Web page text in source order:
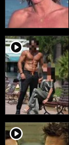
player2
player2